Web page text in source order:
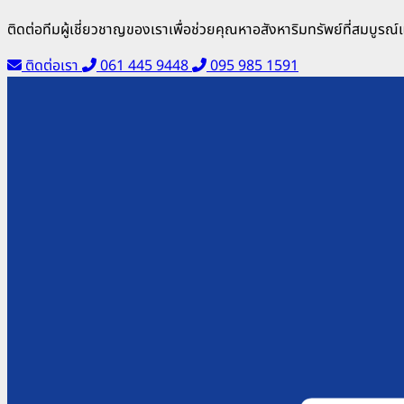
ติดต่อทีมผู้เชี่ยวชาญของเราเพื่อช่วยคุณหาอสังหาริมทรัพย์ที่สมบูรณ์
ติดต่อเรา
061 445 9448 095 985 1591